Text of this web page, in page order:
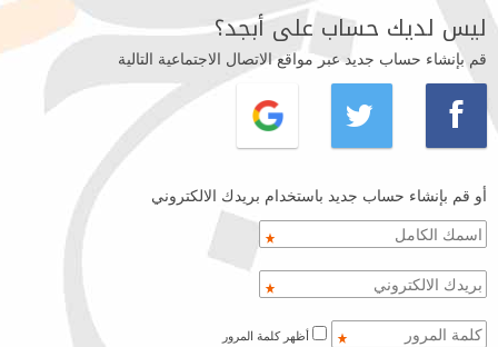
ليس لديك حساب على أبجد؟
قم بإنشاء حساب جديد عبر مواقع الاتصال الاجتماعية التالية
أو قم بإنشاء حساب جديد باستخدام بريدك الالكتروني